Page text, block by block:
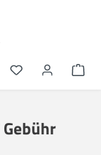
Du hast 0